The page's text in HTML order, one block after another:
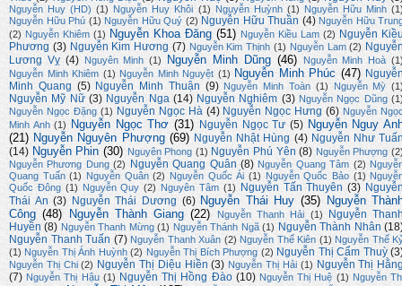
Nguyễn Huy (HD) (1) Nguyễn Huy Khôi (1) Nguyễn Huỳnh (1) Nguyễn Hữu Minh
Nguyễn Hữu Phú (1) Nguyễn Hữu Quý (2) Nguyễn Hữu Thuần (4) Nguyễn Hữu
(2) Nguyễn Khiêm (1) Nguyễn Khoa Đăng (51) Nguyễn Kiều Lam (2) Nguyễn
Phương (3) Nguyễn Kim Hương (7) Nguyễn Kim Thịnh (1) Nguyễn Lam (2)
Lương Vỵ (4) Nguyên Minh (1) Nguyễn Minh Dũng (46) Nguyễn Minh Hoà
Nguyễn Minh Khiêm (1) Nguyễn Minh Nguyệt (1) Nguyễn Minh Phúc (47)
Minh Quang (5) Nguyễn Minh Thuận (9) Nguyễn Minh Toàn (1) Nguyễn Mỳ
Nguyễn Mỹ Nữ (3) Nguyễn Nga (14) Nguyễn Nghiêm (3) Nguyễn Ngọc Dũng
Nguyễn Ngọc Đặng (1) Nguyễn Ngọc Hà (4) Nguyễn Ngọc Hưng (6) Nguyễn
Minh Anh (1) Nguyễn Ngọc Thơ (31) Nguyễn Ngọc Tư (5) Nguyễn Nguy
(21) Nguyễn Nguyên Phượng (69) Nguyễn Nhật Hùng (4) Nguyễn Như
(14) Nguyễn Phin (30) Nguyên Phong (1) Nguyễn Phú Yên (8) Nguyễn Phượng
Nguyễn Phương Dung (2) Nguyễn Quang Quân (8) Nguyễn Quang Tâm (2)
Quang Tuấn (1) Nguyễn Quân (2) Nguyễn Quốc Ái (1) Nguyễn Quốc Bảo (1)
Quốc Đông (1) Nguyễn Quy (2) Nguyên Tâm (1) Nguyễn Tấn Thuyên (3)
Thái An (3) Nguyễn Thái Dương (6) Nguyễn Thái Huy (35)
Nguyễn
Công (48) Nguyễn Thành Giang (22) Nguyễn Thanh Hải (1)
Nguyễn
Huyền (8) Nguyễn Thanh Mừng (1) Nguyễn Thánh Ngã (1) Nguyễn Thành Nhân
Nguyễn Thanh Tuấn (7) Nguyễn Thanh Xuân (2) Nguyễn Thế Kiên (1) Nguyễn Thế
(1) Nguyễn Thị Ánh Huỳnh (2) Nguyễn Thị Bích Phượng (2) Nguyễn Thị Cẩm Thuỳ
Nguyễn Thị Chi (2) Nguyễn Thị Diệu Hiền (3) Nguyễn Thị Hải (1) Nguyễn Thị
(7) Nguyễn Thị Hậu (1) Nguyễn Thị Hồng Đào (10) Nguyễn Thị Huệ (1) Nguyễn